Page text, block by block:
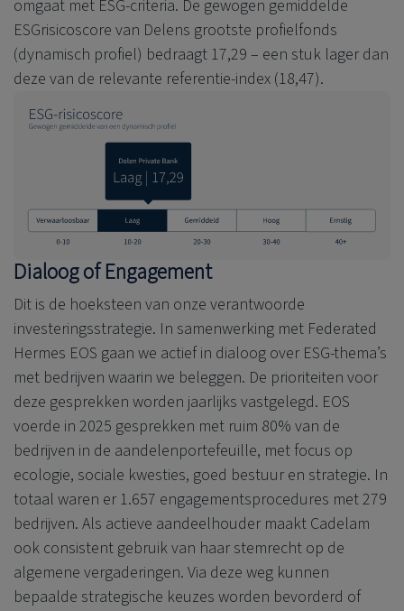
omgaat met ESG-criteria. De gewogen gemiddelde
ESGrisicoscore van Delens grootste profielfonds
(dynamisch profiel) bedraagt 17,29 – een stuk lager dan
deze van de relevante referentie-index (18,47).
Dialoog of Engagement
Dit is de hoeksteen van onze verantwoorde
investeringsstrategie. In samenwerking met Federated
Hermes EOS gaan we actief in dialoog over ESG-thema’s
met bedrijven waarin we beleggen. De prioriteiten voor
deze gesprekken worden jaarlijks vastgelegd. EOS
voerde in 2025 gesprekken met ruim 80% van de
bedrijven in de aandelenportefeuille, met focus op
ecologie, sociale kwesties, goed bestuur en strategie. In
totaal waren er 1.657 engagementsprocedures met 279
bedrijven. Als actieve aandeelhouder maakt Cadelam
ook consistent gebruik van haar stemrecht op de
algemene vergaderingen. Via deze weg kunnen
bepaalde strategische keuzes worden bevorderd of